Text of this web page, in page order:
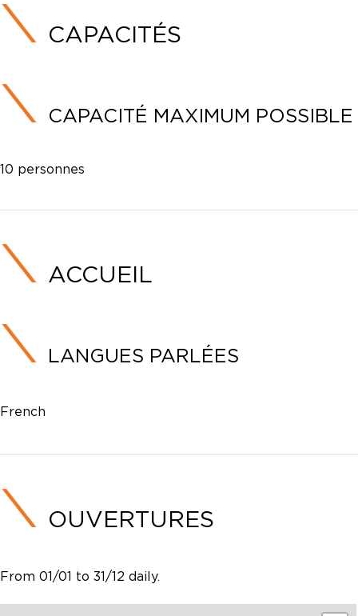
CAPACITÉS
CAPACITÉ MAXIMUM POSSIBLE
10 personnes
ACCUEIL
LANGUES PARLÉES
French
OUVERTURES
From 01/01 to 31/12 daily.